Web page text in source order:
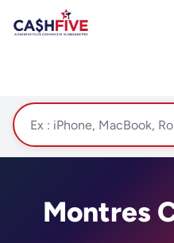
Montres